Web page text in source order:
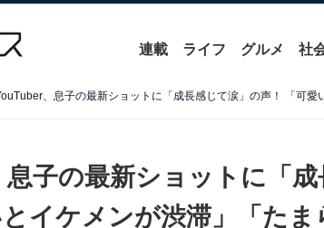
連載 ライフ グルメ 社
、息子の最新ショットに「成長感じて涙」の声！ 「可愛
子の最新ショットに「成
イケメンが渋滞」「たま